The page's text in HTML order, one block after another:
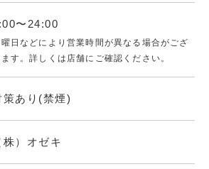
〜24:00
日などにより営業時間が異なる場合がござ
す。詳しくは店舗にご確認ください。
策あり(禁煙)
株）オゼキ